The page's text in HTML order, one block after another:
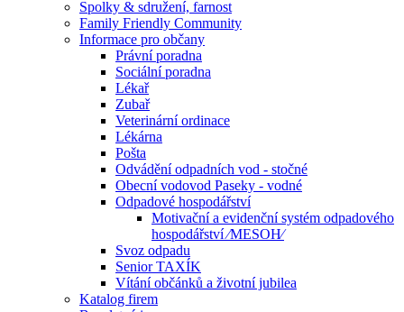
Spolky & sdružení, farnost
Family Friendly Community
Informace pro občany
Právní poradna
Sociální poradna
Lékař
Zubař
Veterinární ordinace
Lékárna
Pošta
Odvádění odpadních vod - stočné
Obecní vodovod Paseky - vodné
Odpadové hospodářství
Motivační a evidenční systém odpadového
hospodářství ⁄MESOH⁄
Svoz odpadu
Senior TAXÍK
Vítání občánků a životní jubilea
Katalog firem